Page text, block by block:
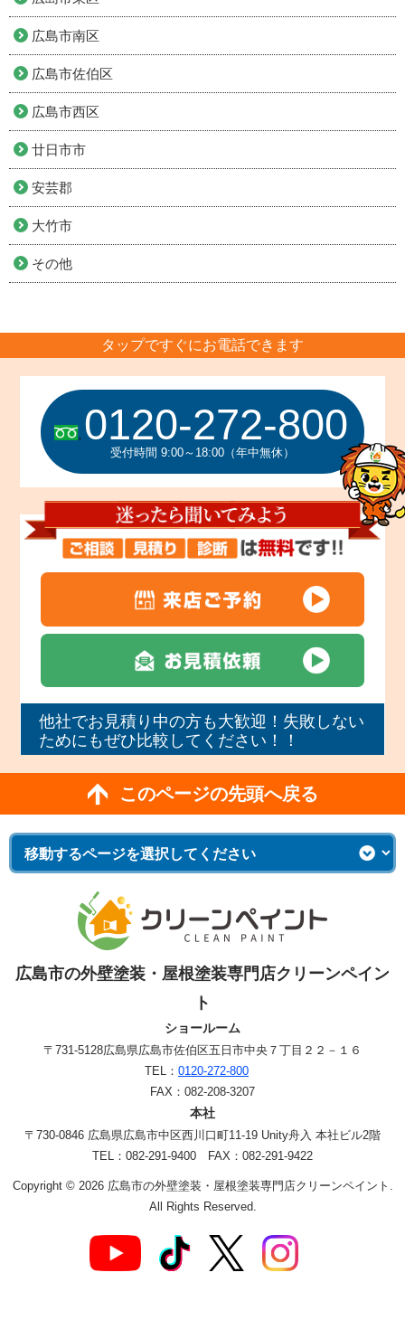
広島市南区
広島市佐伯区
広島市西区
廿日市市
安芸郡
大竹市
その他
タップですぐにお電話できます
0120-272-800
受付時間 9:00～18:00（年中無休）
他社でお見積り中の方も大歓迎！失敗しない
ためにもぜひ比較してください！！
このページの先頭へ戻る
広島市の外壁塗装・屋根塗装専門店クリーンペイン
ト
ショールーム
〒731-5128広島県広島市佐伯区五日市中央７丁目２２－１６
TEL： 0120-272-800
FAX：082-208-3207
本社
〒730-0846 広島県広島市中区西川口町11-19 Unity舟入 本社ビル2階
TEL：082-291-9400 FAX：082-291-9422
Copyright © 2026 広島市の外壁塗装・屋根塗装専門店クリーンペイント.
All Rights Reserved.